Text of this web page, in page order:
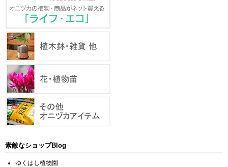
素敵なショップBlog
ゆくはし植物園